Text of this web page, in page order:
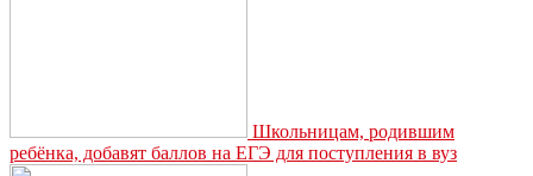
Школьницам, родившим
ребёнка, добавят баллов на ЕГЭ для поступления в вуз